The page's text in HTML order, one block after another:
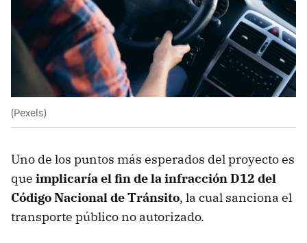
(Pexels)
Uno de los puntos más esperados del proyecto es
que implicaría el fin de la infracción D12 del
Código Nacional de Tránsito, la cual sanciona el
transporte público no autorizado.